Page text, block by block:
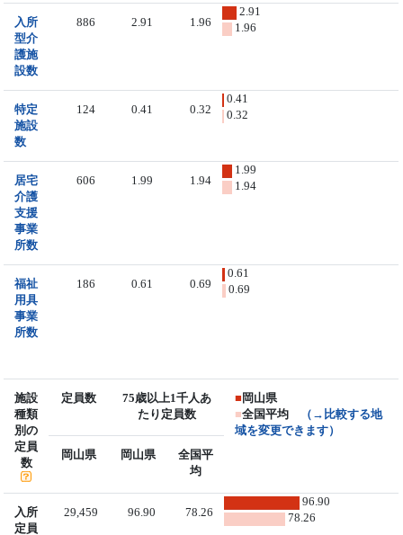
入所
型介
護施
設数
886 2.91 1.96
2.91
1.96
特定
施設
数
124 0.41 0.32
0.41
0.32
居宅
介護
支援
事業
所数
606 1.99 1.94
1.99
1.94
福祉
用具
事業
所数
186 0.61 0.69
0.61
0.69
施設
種類
別の
定員
数
定員数
75歳以上1千人あ
たり定員数
■ 岡山県
■全国平均
（→比較する地
域を変更できます）
岡山県
岡山県
全国平
均
入所
定員
29,459 96.90 78.26
96.90
78.26